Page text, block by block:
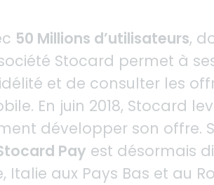
50 Millions d’utilisateurs,
Stocard permet à
et de consulter les
En juin 2018, Stocard
développer son offre.
Pay est désormais
Italie aux Pays Bas et au